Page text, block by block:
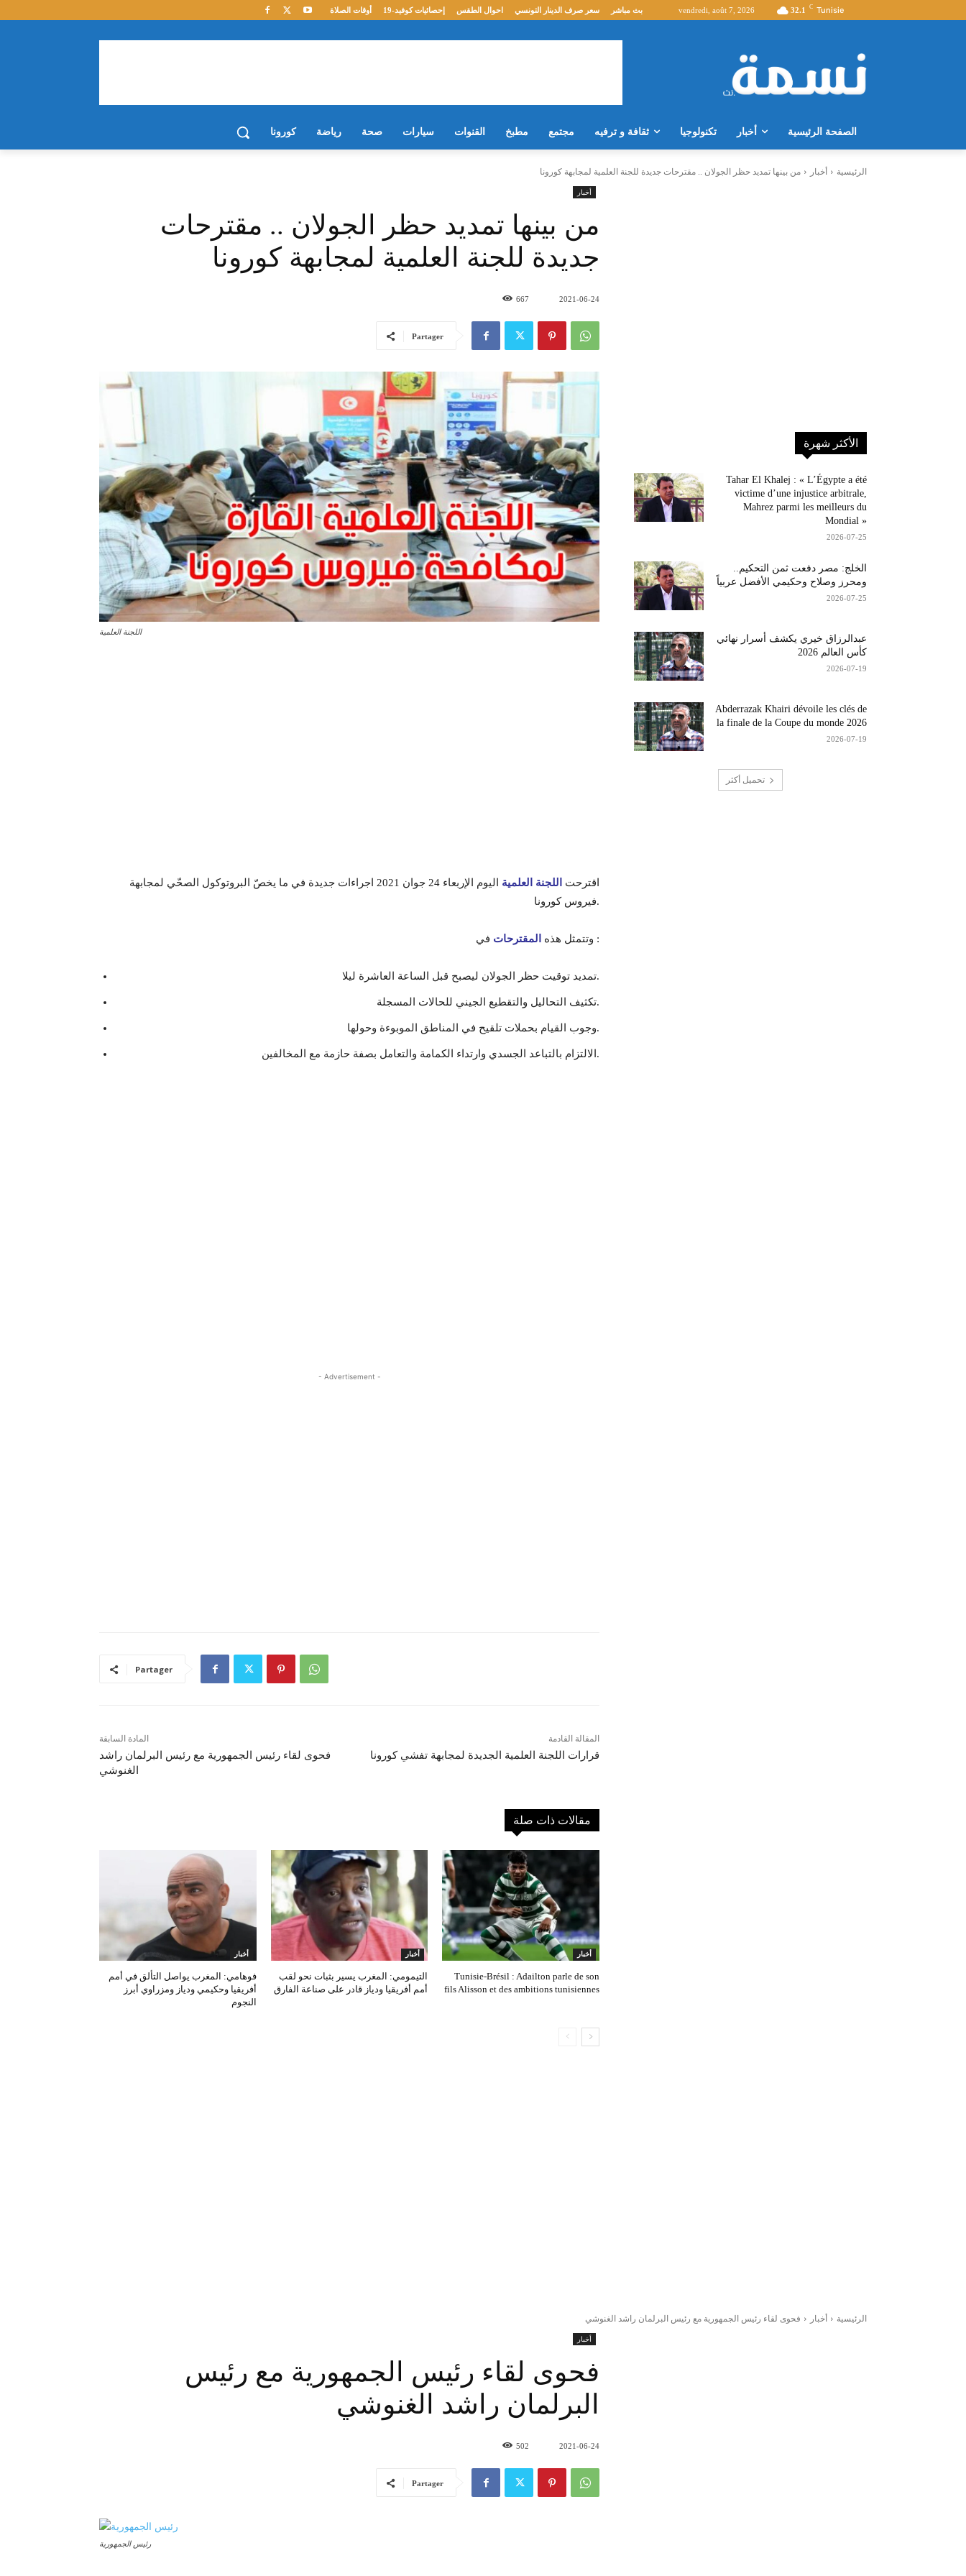
32.1 C Tunisie
vendredi, août 7, 2026 أوقات الصلاة إحصائيات كوفيد-19 احوال الطقس سعر صرف الدينار التونسي بث مباشر
الصفحة الرئيسية أخبار تكنولوجيا ثقافة و ترفيه مجتمع مطبخ القنوات سيارات صحة رياضة كورونا
الرئيسية أخبار
من بينها تمديد حظر الجولان .. مقترحات جديدة للجنة العلمية لمجابهة كورونا
أخبار
من بينها تمديد حظر الجولان .. مقترحات
جديدة للجنة العلمية لمجابهة كورونا
2021-06-24
667
Partager
اللجنة العلمية
اقترحت اللجنة العلمية
اليوم الإربعاء 24 جوان 2021 اجراءات جديدة في ما يخصّ البروتوكول الصحّي لمجابهة
فيروس كورونا.
وتتمثل هذه المقترحات في :
تمديد توقيت حظر الجولان ليصبح قبل الساعة العاشرة ليلا.
تكثيف التحاليل والتقطيع الجيني للحالات المسجلة.
وجوب القيام بحملات تلقيح في المناطق الموبوءة وحولها.
الالتزام بالتباعد الجسدي وارتداء الكمامة والتعامل بصفة حازمة مع المخالفين.
- Advertisement -
Partager
المادة السابقة
فحوى لقاء رئيس الجمهورية مع رئيس البرلمان راشد
الغنوشي
المقالة القادمة
قرارات اللجنة العلمية الجديدة لمجابهة تفشي كورونا
مقالات ذات صلة
أخبار
فوهامي: المغرب يواصل التألق في أمم
أفريقيا وحكيمي ودياز ومزراوي أبرز
النجوم
أخبار
التيمومي: المغرب يسير بثبات نحو لقب
أمم أفريقيا ودياز قادر على صناعة الفارق
أخبار
Tunisie‑Brésil : Adailton parle de son
fils Alisson et des ambitions tunisiennes
الأكثر شهرة
Tahar El Khalej : « L’Égypte a été
victime d’une injustice arbitrale,
Mahrez parmi les meilleurs du
Mondial »
2026-07-25
الخلج: مصر دفعت ثمن التحكيم..
ومحرز وصلاح وحكيمي الأفضل عربياً
2026-07-25
عبدالرزاق خيري يكشف أسرار نهائي
كأس العالم 2026
2026-07-19
Abderrazak Khairi dévoile les clés de
la finale de la Coupe du monde 2026
2026-07-19
تحميل أكثر